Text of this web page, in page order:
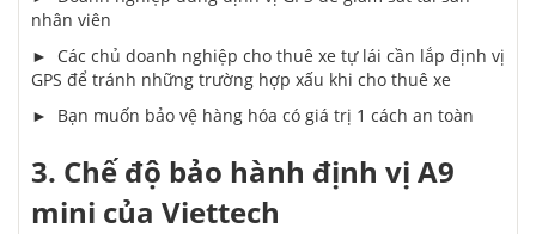
nhân viên
► Các chủ doanh nghiệp cho thuê xe tự lái cần lắp định vị
GPS để tránh những trường hợp xấu khi cho thuê xe
► Bạn muốn bảo vệ hàng hóa có giá trị 1 cách an toàn
3. Chế độ bảo hành định vị A9
mini của Viettech